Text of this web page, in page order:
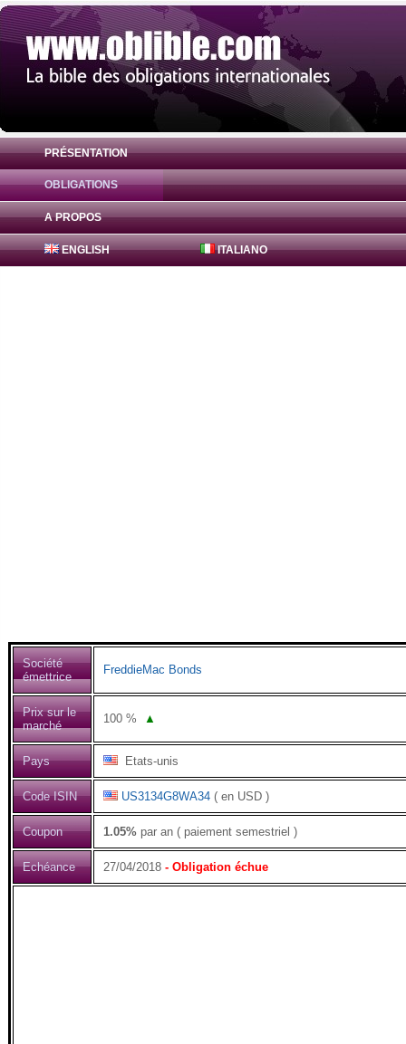
PRÉSENTATION
OBLIGATIONS
A PROPOS
ENGLISH ITALIANO
Obligation FreddieMac Bonds 1.05% (
Société
émettrice
FreddieMac Bonds
Prix sur le
marché
100 % ▲
Pays Etats-unis
Code ISIN US3134G8WA34 ( en USD )
Coupon 1.05% par an ( paiement semestriel )
Echéance 27/04/2018 - Obligation échue